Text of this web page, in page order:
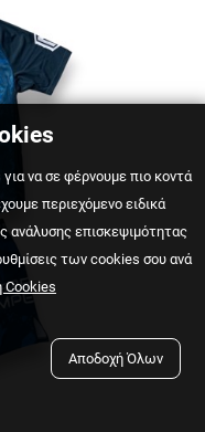
να σε φέρνουμε πιο κοντά
περιεχόμενο ειδικά
ανάλυσης επισκεψιμότητας
των cookies σου ανά
Cookies
Αποδοχή Όλων